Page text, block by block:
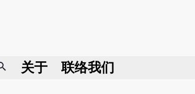
关于 联络我们